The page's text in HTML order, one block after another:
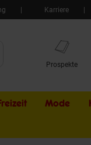
Karriere
Prospekte
Mode